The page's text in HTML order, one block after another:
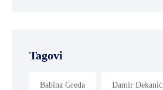
Tagovi
Babina Greda Damir Dekanić